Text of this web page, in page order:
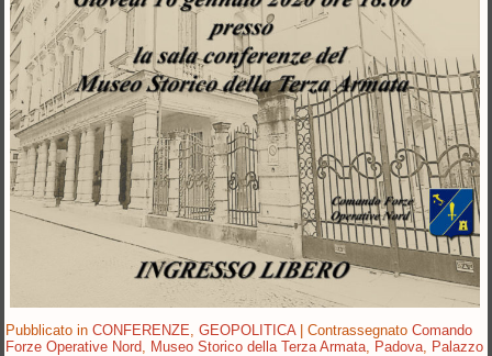
Pubblicato in CONFERENZE ,GEOPOLITICA |Contrassegnato Comando
Forze Operative Nord
Museo Storico della Terza Armata Padova
Palazzo